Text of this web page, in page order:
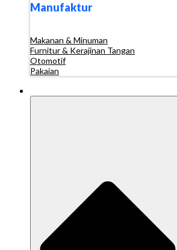
Manufaktur
Makanan & Minuman
Furnitur & Kerajinan Tangan
Otomotif
Pakaian